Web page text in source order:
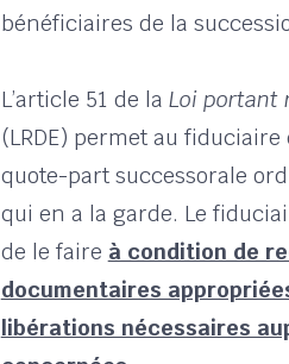
bénéficiaires de la
L’article 51 de la Loi portant
(LRDE) permet au
quote-part successorale
qui en a la garde. Le
de le faire à condition de
documentaires
libérations nécessaires